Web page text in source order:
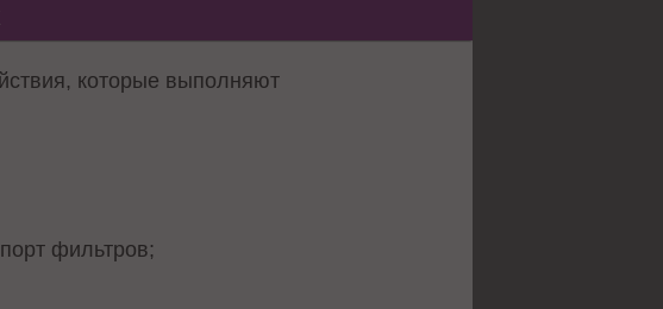
которые выполняют
фильтров;